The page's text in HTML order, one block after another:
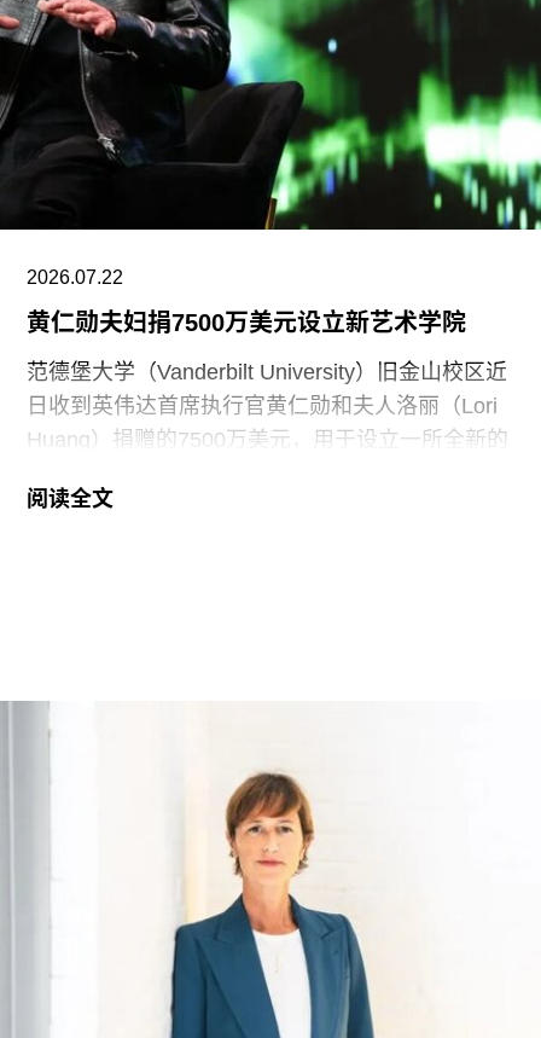
上一届爱知三年展于2025年举行，主题为“灰烬与
蔷薇之间的时光”（A Time Between Ashes and
Roses），由沙迦艺术基金会主席兼创始人胡尔·卡
西米（Hoor Al Qasimi）担任艺术总监。
2026.07.22
黄仁勋夫妇捐7500万美元设立新艺术学院
范德堡大学（Vanderbilt University）旧金山校区近
日收到英伟达首席执行官黄仁勋和夫人洛丽（Lori
Huang）捐赠的7500万美元，用于设立一所全新的
筑与设计学院”，具体名称尚待校方批准。目前，学
数下降和预算赤字影响导致裁员，最终于今年年初
被范德堡大学收购。根据收购协议，加州艺术学院
将于2026-27学年结束后停止办学。
这笔捐赠是黄仁勋夫妇迄今向教育机构提供的最大
单笔捐款，金额超过了此前向其母校俄勒冈州立大
学捐赠的5000万美元。加上去年2月向范德堡大学
捐赠的2250万美元，黄仁勋夫妇对该校的捐赠总额
已达到9750万美元。同时，他们还带动了其他慈善
捐赠者向范德堡大学旧金山校区扩建项目捐赠共计
阅读全文